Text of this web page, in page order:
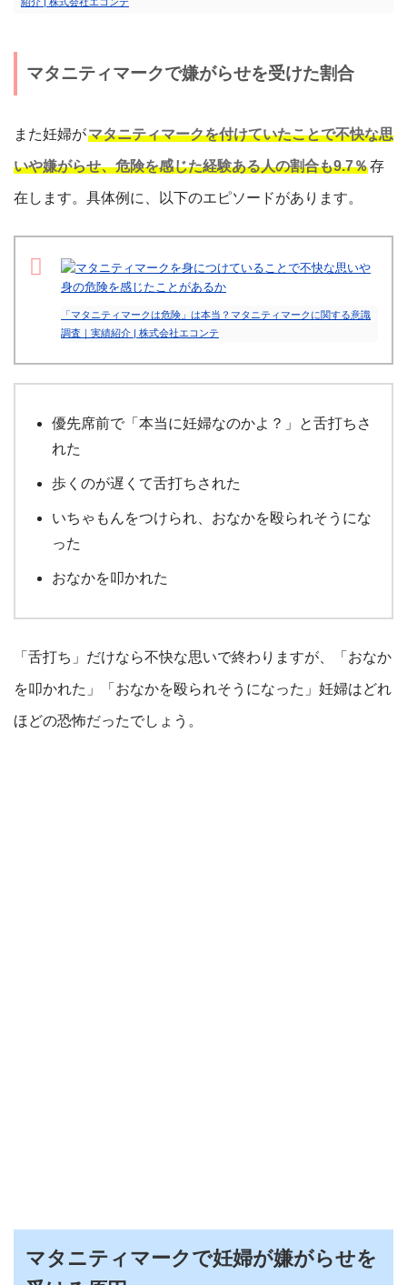
マタニティマークで嫌がらせを受けた割合
また妊婦がマタニティマークを付けていたことで不快な思
いや嫌がらせ、危険を感じた経験ある人の割合も9.7％存
在します。具体例に、以下のエピソードがあります。
「マタニティマークは危険」は本当？マタニティマークに関する意識
調査｜実績紹介 | 株式会社エコンテ
優先席前で「本当に妊婦なのかよ？」と舌打ちさ
れた
歩くのが遅くて舌打ちされた
いちゃもんをつけられ、おなかを殴られそうにな
った
おなかを叩かれた
「舌打ち」だけなら不快な思いで終わりますが、「おなか
を叩かれた」「おなかを殴られそうになった」妊婦はどれ
ほどの恐怖だったでしょう。
マタニティマークで妊婦が嫌がらせを